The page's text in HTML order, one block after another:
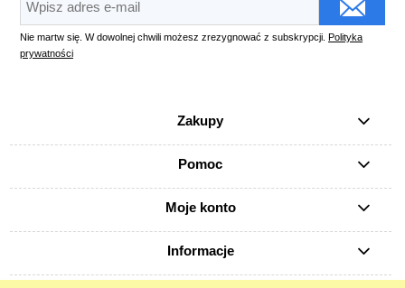
Nie martw się. W dowolnej chwili możesz zrezygnować z subskrypcji. Polityka
prywatności
Zakupy
Pomoc
Moje konto
Informacje